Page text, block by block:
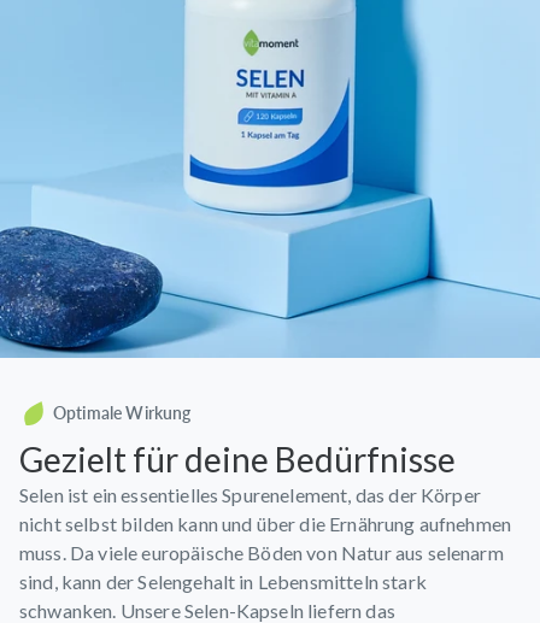
Optimale Wirkung
Gezielt für deine Bedürfnisse
Selen ist ein essentielles Spurenelement, das der Körper
nicht selbst bilden kann und über die Ernährung aufnehmen
muss. Da viele europäische Böden von Natur aus selenarm
sind, kann der Selengehalt in Lebensmitteln stark
schwanken. Unsere Selen-Kapseln liefern das